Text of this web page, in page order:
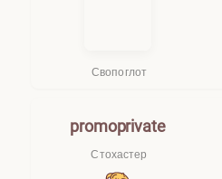
Свопоглот
promoprivate
Стохастер